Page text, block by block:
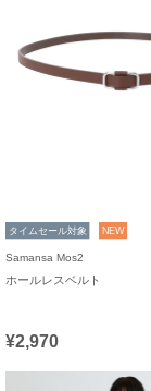
タイムセール対象 NEW
Samansa Mos2
ホールレスベルト
¥2,970